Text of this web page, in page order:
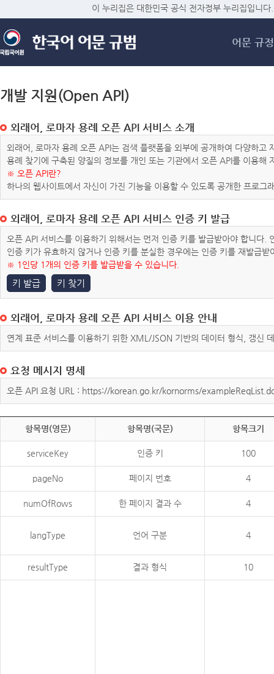
메
이 누리집은 대한민국 공식 전자정부 누리집입니다.
어문 규정
개발 지원(Open API)
외래어, 로마자 용례 오픈 API 서비스 소개
외래어, 로마자 용례 오픈 API는 검색 플랫폼을 외부에 공개하여 다양하
용례 찾기에 구축된 양질의 정보를 개인 또는 기관에서 오픈 API를 이용해
※ 오픈 API란?
하나의 웹사이트에서 자신이 가진 기능을 이용할 수 있도록 공개한 프로그
외래어, 로마자 용례 오픈 API 서비스 인증 키 발급
오픈 API 서비스를 이용하기 위해서는 먼저 인증 키를 발급받아야 합니다
인증 키가 유효하지 않거나 인증 키를 분실한 경우에는 인증 키를 재발급받
※ 1인당 1개의 인증 키를 발급받을 수 있습니다.
키 발급 키 찾기
외래어, 로마자 용례 오픈 API 서비스 이용 안내
연계 표준 서비스를 이용하기 위한 XML/JSON 기반의 데이터 형식, 갱신
요청 메시지 명세
오픈 API 요청 URL : https://korean.go.kr/kornorms/
항목명(영문) 항목명(국문) 항목크기
serviceKey 인증 키 100
pageNo 페이지 번호 4
numOfRows 한 페이지 결과 수 4
langType 언어 구분 4
resultType 결과 형식 10